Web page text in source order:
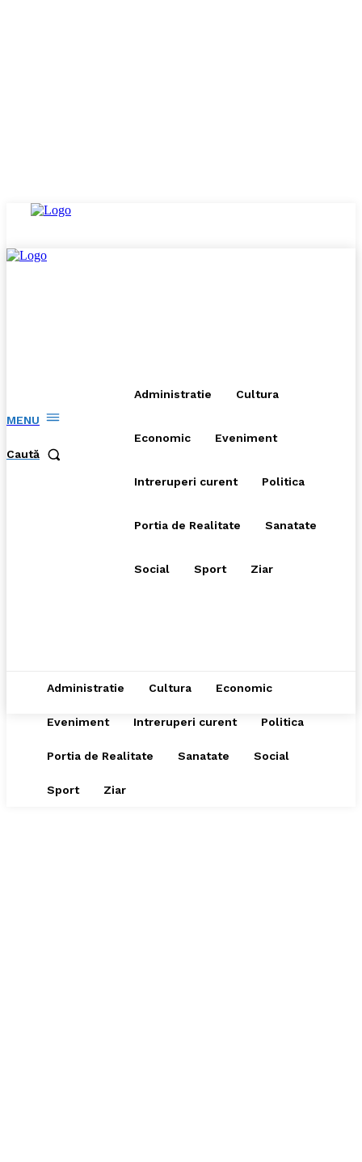
MENU
Caută
Administratie Cultura Economic
Eveniment Intreruperi curent Politica
Portia de Realitate Sanatate Social
Sport Ziar
Administratie Cultura
Economic Eveniment
Intreruperi curent Politica
Portia de Realitate Sanatate
Social Sport Ziar